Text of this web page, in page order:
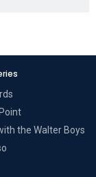
the Walter Boys